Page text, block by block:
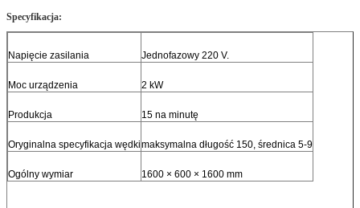
Specyfikacja:
Napięcie zasilania Jednofazowy 220 V.
Moc urządzenia 2 kW
Produkcja 15 na minutę
Oryginalna specyfikacja wędkimaksymalna długość 150, średnica 5-9
Ogólny wymiar 1600 × 600 × 1600 mm